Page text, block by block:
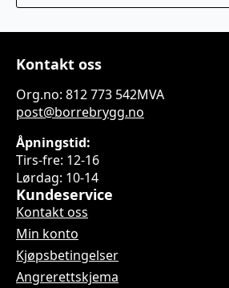
Kontakt oss
Org.no: 812 773 542MVA
post@borrebrygg.no
Åpningstid:
Tirs-fre: 12-16
Lørdag: 10-14
Kundeservice
Kontakt oss
Min konto
Kjøpsbetingelser
Angrerettskjema